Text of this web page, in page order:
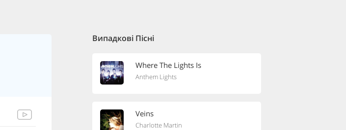
Випадкові Пісні
Where The Lights Is
Anthem Lights
Veins
Charlotte Martin